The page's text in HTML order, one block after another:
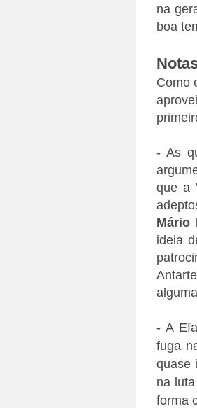
na
boa
Como
- As
que a
Mário
ideia
- A
fuga
quase
na
forma